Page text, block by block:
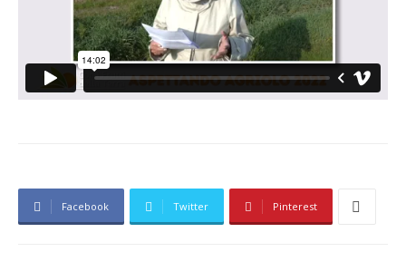
Facebook Twitter Pinterest